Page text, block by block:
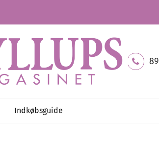
Indkøbsguide